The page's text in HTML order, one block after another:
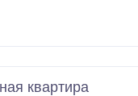
квартира